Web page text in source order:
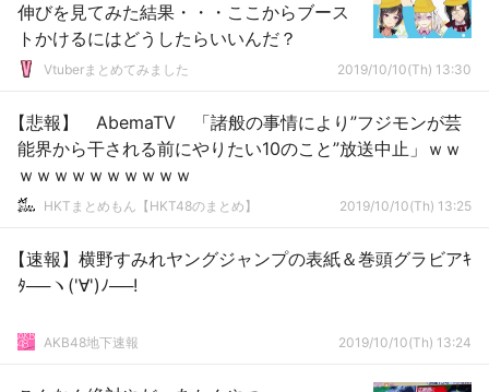
伸びを見てみた結果・・・ここからブース
トかけるにはどうしたらいいんだ？
Vtuberまとめてみました 2019/10/10(Th) 13:30
【悲報】 AbemaTV 「諸般の事情により”フジモンが芸
能界から干される前にやりたい10のこと”放送中止」ｗｗ
ｗｗｗｗｗｗｗｗｗｗ
HKTまとめもん【HKT48のまとめ】 2019/10/10(Th) 13:25
【速報】横野すみれヤングジャンプの表紙＆巻頭グラビアｷ
ﾀ──ヽ('∀')ﾉ──!
AKB48地下速報 2019/10/10(Th) 13:24